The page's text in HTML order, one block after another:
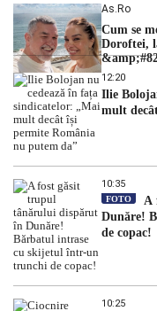
As.ro
Cum se
Doroftei,
dezvăluit
12:20
Ilie
mult
10:35
FOTO
A
Dunăre!
de copac!
10:25